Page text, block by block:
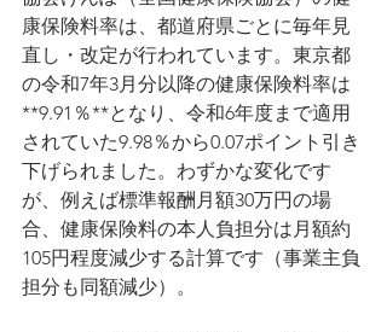
康保険料率は、都道府県ごとに毎年見
直し・改定が行われています​。東京都
の令和7年3月分以降の健康保険料率は
**9.91％**となり、令和6年度まで適用
されていた9.98％から0.07ポイント引き
下げられました​。わずかな変化です
が、例えば標準報酬月額30万円の場
合、健康保険料の本人負担分は月額約
105円程度減少する計算です（事業主負
担分も同額減少）。